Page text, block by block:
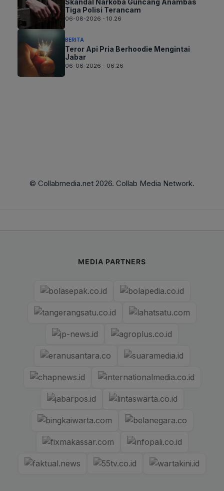
Tiga Polisi Terancam
06-08-2026 - 10.26
BERITA
Teror Api Pria Berhoodie Mengintai
Jabar
06-08-2026 - 06.26
© Collabmedia.net 2026. Collab Media Network.
MEDIA PARTNERS